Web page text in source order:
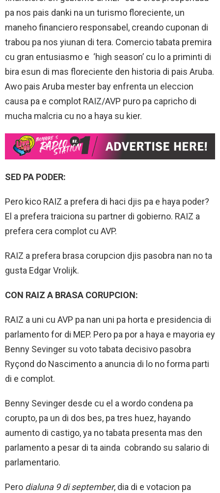
pa nos pais danki na un turismo floreciente, un
maneho financiero responsabel, creando cuponan di
trabou pa nos yiunan di tera. Comercio tabata premira
cu gran entusiasmo e ‘high season’ cu lo a priminti di
bira esun di mas floreciente den historia di pais Aruba.
Awo pais Aruba mester bay enfrenta un eleccion
causa pa e complot RAIZ/AVP puro pa capricho di
mucha malcria cu no a haya su kier.
SED PA PODER:
Pero kico RAIZ a prefera di haci djis pa e haya poder?
El a prefera traiciona su partner di gobierno. RAIZ a
prefera cera complot cu AVP.
RAIZ a prefera brasa corupcion djis pasobra nan no ta
gusta Edgar Vrolijk.
CON RAIZ A BRASA CORUPCION:
RAIZ a uni cu AVP pa nan uni pa horta e presidencia di
parlamento for di MEP. Pero pa por a haya e mayoria ey
Benny Sevinger su voto tabata decisivo pasobra
Ryçond do Nascimento a anuncia di lo no forma parti
di e complot.
Benny Sevinger desde cu el a wordo condena pa
corupto, pa un di dos bes, pa tres huez, hayando
aumento di castigo, ya no tabata presenta mas den
parlamento a pesar di ta ainda cobrando su salario di
parlamentario.
Pero dialuna 9 di september, dia di e votacion pa